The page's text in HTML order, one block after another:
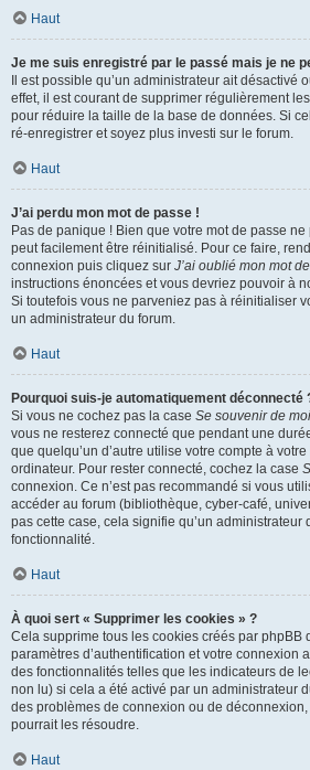
Haut
Je me suis enregistré par le passé mais je ne
Il est possible qu’un administrateur ait désactivé
effet, il est courant de supprimer régulièrement
pour réduire la taille de la base de données. Si
ré-enregistrer et soyez plus investi sur le forum.
Haut
J’ai perdu mon mot de passe !
Pas de panique ! Bien que votre mot de passe
peut facilement être réinitialisé. Pour ce faire,
connexion puis cliquez sur J’ai oublié mon mot
instructions énoncées et vous devriez pouvoir à
Si toutefois vous ne parveniez pas à réinitialiser
un administrateur du forum.
Haut
Pourquoi suis-je automatiquement déconnecté
Si vous ne cochez pas la case Se souvenir de moi
vous ne resterez connecté que pendant une
que quelqu’un d’autre utilise votre compte à
ordinateur. Pour rester connecté, cochez la case
connexion. Ce n’est pas recommandé si vous
accéder au forum (bibliothèque, cyber-café,
pas cette case, cela signifie qu’un administrateur
fonctionnalité.
Haut
À quoi sert « Supprimer les cookies » ?
Cela supprime tous les cookies créés par phpBB
paramètres d’authentification et votre connexion
des fonctionnalités telles que les indicateurs de
non lu) si cela a été activé par un administrateur
des problèmes de connexion ou de
pourrait les résoudre.
Haut